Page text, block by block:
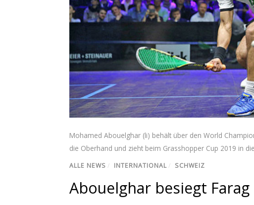
Mohamed Abouelghar (li) behält über den World
die Oberhand und zieht beim Grasshopper Cup 2019 in
ALLE NEWS / INTERNATIONAL/ SCHWEIZ
Abouelghar besiegt